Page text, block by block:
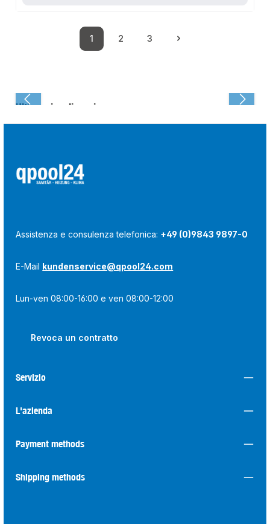
Pagina
1
Pagina
2
Pagina
3
Ultima visualizzazione:
Assistenza e consulenza telefonica: +49 (0)9843 9897-0
E-Mail kundenservice@qpool24.com
Lun-ven 08:00-16:00 e ven 08:00-12:00
Revoca un contratto
Servizio
L'azienda
Payment methods
Shipping methods